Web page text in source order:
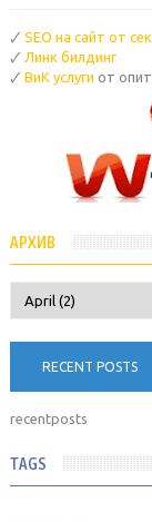
🗸 SEO на сайт от
🗸 Линк билдинг
🗸 ВиК услуги от
АРХИВ
RECENT POSTS
recentposts
TAGS